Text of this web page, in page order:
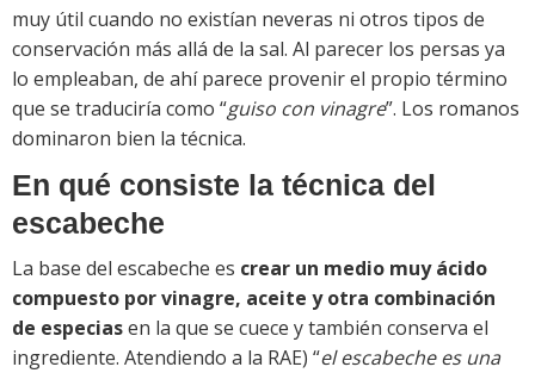
muy útil cuando no existían neveras ni otros tipos de
conservación más allá de la sal. Al parecer los persas ya
lo empleaban, de ahí parece provenir el propio término
que se traduciría como “guiso con vinagre”. Los romanos
dominaron bien la técnica.
En qué consiste la técnica del
escabeche
La base del escabeche es crear un medio muy ácido
compuesto por vinagre, aceite y otra combinación
de especiasen la que se cuece y también conserva el
ingrediente. Atendiendo a la RAE) “el escabeche es una